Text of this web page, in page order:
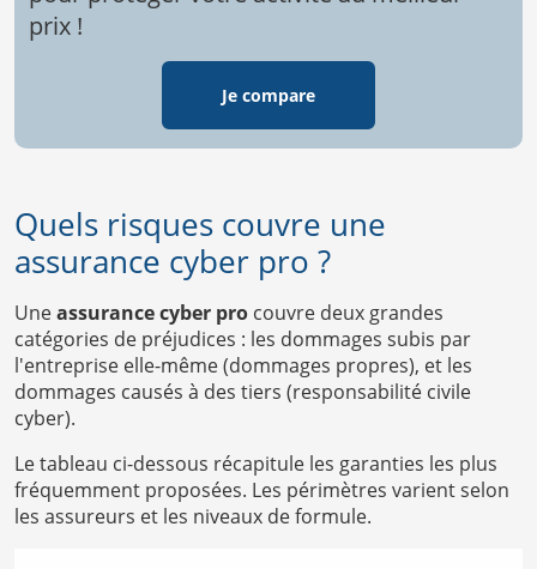
prix !
Je compare
Quels risques couvre une
assurance cyber pro ?
Uneassurance cyber pro couvre deux grandes
catégories de préjudices : les dommages subis par
l'entreprise elle-même (dommages propres), et les
dommages causés à des tiers (responsabilité civile
cyber).
Le tableau ci-dessous récapitule les garanties les plus
fréquemment proposées. Les périmètres varient selon
les assureurs et les niveaux de formule.